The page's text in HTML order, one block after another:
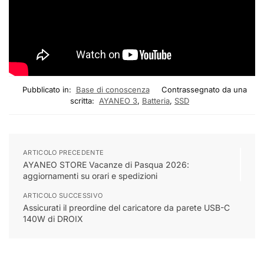
Pubblicato in: Base di conoscenza
Contrassegnato da una
scritta:
AYANEO 3, Batteria, SSD
ARTICOLO PRECEDENTE
AYANEO STORE Vacanze di Pasqua 2026:
aggiornamenti su orari e spedizioni
ARTICOLO SUCCESSIVO
Assicurati il preordine del caricatore da parete USB-C
140W di DROIX